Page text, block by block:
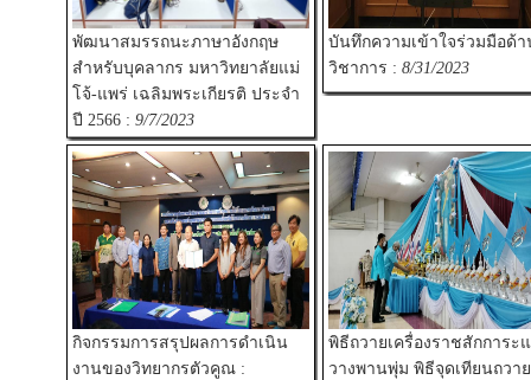
พัฒนาสมรรถนะภาษาอังกฤษ
สำหรับบุคลากร มหาวิทยาลัยแม่
โจ้-แพร่ เฉลิมพระเกียรติ ประจำ
ปี 2566 : 9/7/2023
บันทึกความเข้าใจร่วมมือด้า
วิชาการ : 8/31/2023
กิจกรรมการสรุปผลการดำเนิน
งานของวิทยากรตัวคูณ :
พิธีถวายเครื่องราชสักการะ
วางพานพุ่ม พิธีจุดเทียนถวาย